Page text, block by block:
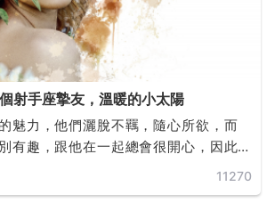
射手座摯友，溫暖的小太陽
魅力，他們灑脫不羈，隨心所欲，而
有趣，跟他在一起總會很開心，因此
緣，也非常受歡迎，受到很多人的喜11270